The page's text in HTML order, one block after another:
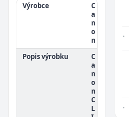
Výrobce
C
a
n
o
n
Popis výrobku
C
a
n
o
n
C
L